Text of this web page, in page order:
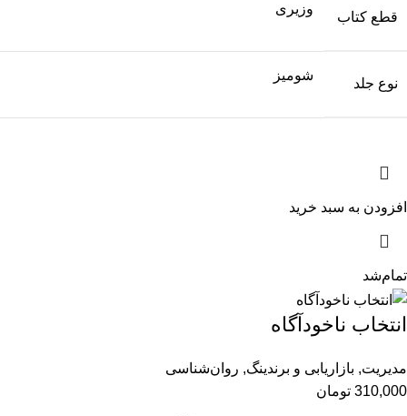
قطع کتاب
وزیری
نوع جلد
شومیز
افزودن به سبد خرید
تمام‌شد
انتخاب ناخودآگاه
مدیریت, بازاریابی و برندینگ, روان‌شناسی
310,000 تومان